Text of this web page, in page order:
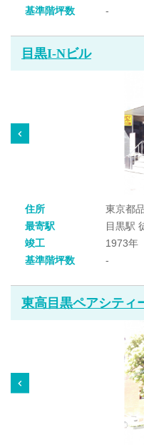
基準階坪数
-
目黒I-Nビル
住所
東京都
最寄駅
目黒駅
竣工
1973年
基準階坪数
-
東高目黒ペアシティ